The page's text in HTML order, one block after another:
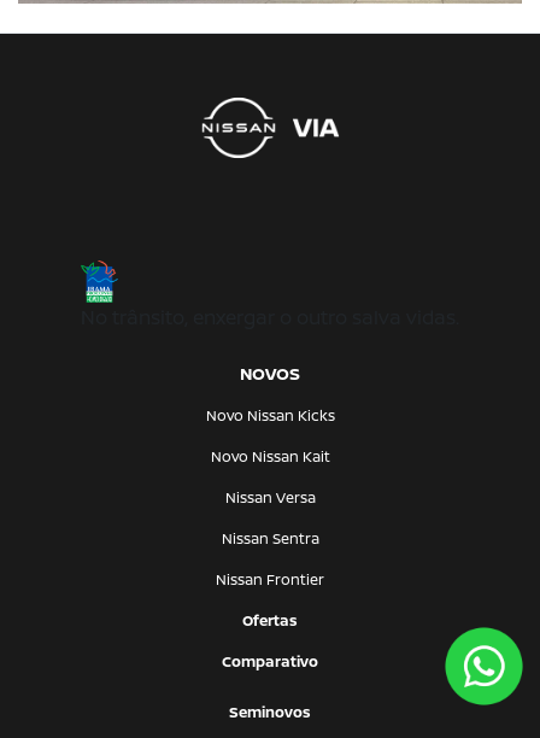
NOVOS
Novo Nissan Kicks
Novo Nissan Kait
Nissan Versa
Nissan Sentra
Nissan Frontier
Ofertas
Comparativo
Seminovos